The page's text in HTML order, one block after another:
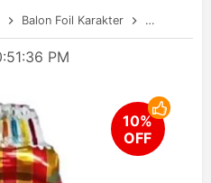
Balon Foil Karakter Balon Gas
PM